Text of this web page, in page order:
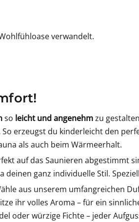
verwandelt.
so leicht und angenehmzu
erzeugst du kinderleicht den
als auch beim Wärmeerhalt.
auf das Saunieren abgestimmt
ganz individuelle Stil.
aus unserem umfangreichen
ihr volles Aroma – für ein
oder würzige Fichte – jeder